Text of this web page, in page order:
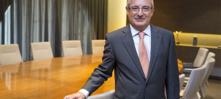
e
p
r
e
g
o
c
l
a
e
c
o